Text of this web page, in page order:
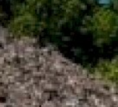
GEOPARKOK
KAPCSOLAT